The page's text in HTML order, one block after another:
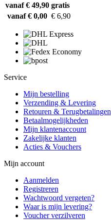
vanaf € 49,90 gratis
vanaf € 0,00 € 6,90
Service
Mijn bestelling
Verzending & Levering
Retouren & Terugbetalingen
Betaalmogelijkheden
Mijn klantenaccount
Zakelijke klanten
Acties & Vouchers
Mijn account
Aanmelden
Registreren
Wachtwoord vergeten?
Waar is mijn levering?
Voucher verzilveren